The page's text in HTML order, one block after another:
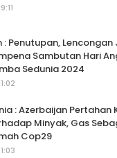
: Penutupan, Lencongan
Sambutan Hari
Sedunia 2024
: Azerbaijan Pertahan
Minyak, Gas
Cop29